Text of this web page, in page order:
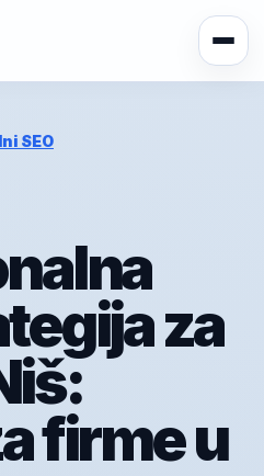
SEO
za
firme u